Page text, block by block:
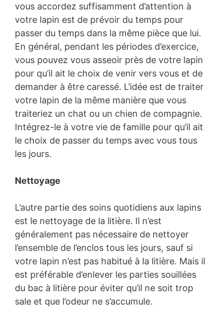
vous accordez suffisamment d’attention à
votre lapin est de prévoir du temps pour
passer du temps dans la même pièce que lui.
En général, pendant les périodes d’exercice,
vous pouvez vous asseoir près de votre lapin
pour qu’il ait le choix de venir vers vous et de
demander à être caressé. L’idée est de traiter
votre lapin de la même manière que vous
traiteriez un chat ou un chien de compagnie.
Intégrez-le à votre vie de famille pour qu’il ait
le choix de passer du temps avec vous tous
les jours.
Nettoyage
L’autre partie des soins quotidiens aux lapins
est le nettoyage de la litière. Il n’est
généralement pas nécessaire de nettoyer
l’ensemble de l’enclos tous les jours, sauf si
votre lapin n’est pas habitué à la litière. Mais il
est préférable d’enlever les parties souillées
du bac à litière pour éviter qu’il ne soit trop
sale et que l’odeur ne s’accumule.